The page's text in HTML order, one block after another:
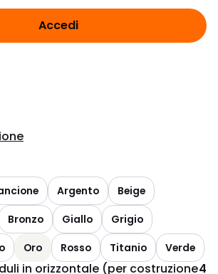
Accedi
Argento
Beige
Bronzo Giallo
Grigio
Oro Rosso Titanio Verde
in orizzontale (per costruzione4